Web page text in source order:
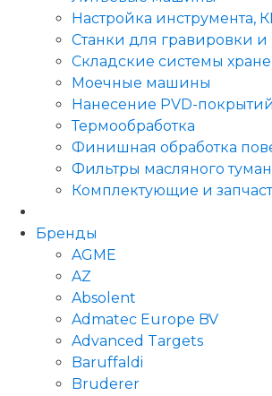
Настройка инструмента,
Станки для гравировки
Складские системы
Моечные машины
Нанесение PVD-покрытий
Термообработка
Финишная обработка
Фильтры масляного
Комплектующие и
Бренды
AGME
AZ
Absolent
Admatec Europe BV
Advanced Targets
Baruffaldi
Bruderer